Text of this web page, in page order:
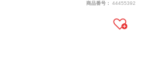
商品番号： 44455392